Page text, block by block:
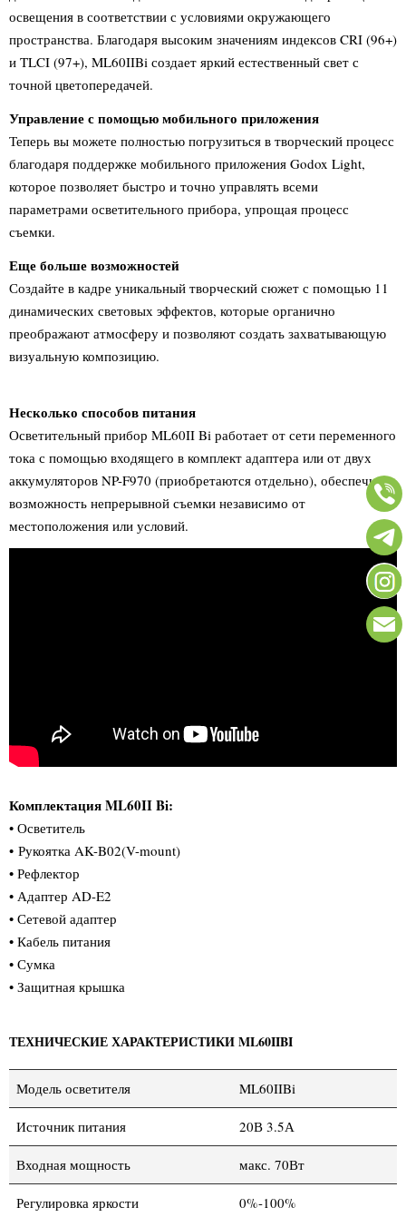
освещения в соответствии с условиями окружающего
пространства. Благодаря высоким значениям индексов CRI (96+)
и TLCI (97+), ML60IIBi создает яркий естественный свет с
точной цветопередачей.
Управление с помощью мобильного приложения
Теперь вы можете полностью погрузиться в творческий процесс
благодаря поддержке мобильного приложения Godox Light,
которое позволяет быстро и точно управлять всеми
параметрами осветительного прибора, упрощая процесс
съемки.
Еще больше возможностей
Создайте в кадре уникальный творческий сюжет с помощью 11
динамических световых эффектов, которые органично
преображают атмосферу и позволяют создать захватывающую
визуальную композицию.
Несколько способов питания
Осветительный прибор ML60II Bi работает от сети переменного
тока с помощью входящего в комплект адаптера или от двух
аккумуляторов NP-F970 (приобретаются отдельно), обеспечивая
возможность непрерывной съемки независимо от
местоположения или условий.
Комплектация ML60II Bi:
• Осветитель
• Рукоятка AK-B02(V-mount)
• Рефлектор
• Адаптер AD-E2
• Сетевой адаптер
• Кабель питания
• Сумка
• Защитная крышка
ТЕХНИЧЕСКИЕ ХАРАКТЕРИСТИКИ ML60IIBI
Модель осветителя ML60IIBi
Источник питания 20В 3.5А
Входная мощность макс. 70Вт
Регулировка яркости 0%-100%